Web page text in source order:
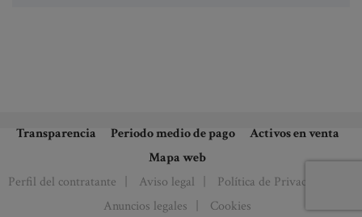
Transparencia Periodo medio de pago
Activos en venta
Mapa web
Perfil del contratante
Aviso legal
Política de Privacidad
Anuncios legales
Cookies